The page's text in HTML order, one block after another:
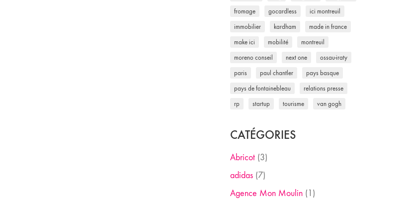
fromage gocardless ici montreuil
immobilier kardham made in france
make ici mobilité montreuil
moreno conseil next one ossau-iraty
paris paul chantler pays basque
pays de fontainebleau relations presse
rp startup tourisme van gogh
CATÉGORIES
Abricot(3)
adidas(7)
Agence Mon Moulin(1)